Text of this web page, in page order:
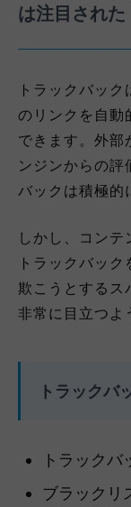
は注目された
トラックバッ
のリンクを自動
できます。外部
ンジンからの評
バックは積極的
しかし、コンテ
トラックバッ
欺こうとするス
非常に目立つよ
トラックバ
トラックバ
ブラックリ